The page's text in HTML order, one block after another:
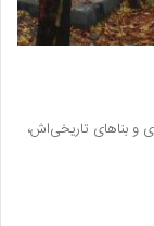
و بناهای تاریخی‌اش،